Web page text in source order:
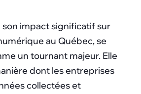
son impact significatif sur
au Québec, se
un tournant majeur. Elle
dont les entreprises
collectées et